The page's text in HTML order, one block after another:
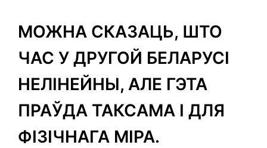
МОЖНА СКАЗАЦЬ, ШТО
ЧАС У ДРУГОЙ БЕЛАРУСІ
НЕЛІНЕЙНЫ, АЛЕ ГЭТА
ПРАЎДА ТАКСАМА І ДЛЯ
ФІЗІЧНАГА МІРА.